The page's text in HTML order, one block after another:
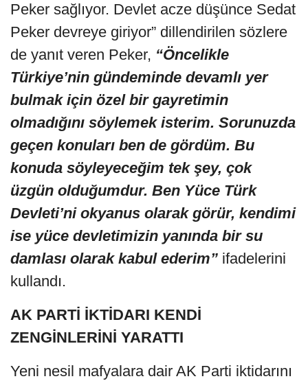
Peker sağlıyor. Devlet acze düşünce Sedat
Peker devreye giriyor” dillendirilen sözlere
de yanıt veren Peker, “Öncelikle
Türkiye’nin gündeminde devamlı yer
bulmak için özel bir gayretimin
olmadığını söylemek isterim. Sorunuzda
geçen konuları ben de gördüm. Bu
konuda söyleyeceğim tek şey, çok
üzgün olduğumdur. Ben Yüce Türk
Devleti’ni okyanus olarak görür, kendimi
ise yüce devletimizin yanında bir su
damlası olarak kabul ederim” ifadelerini
kullandı.
AK PARTİ İKTİDARI KENDİ
ZENGİNLERİNİ YARATTI
Yeni nesil mafyalara dair AK Parti iktidarını